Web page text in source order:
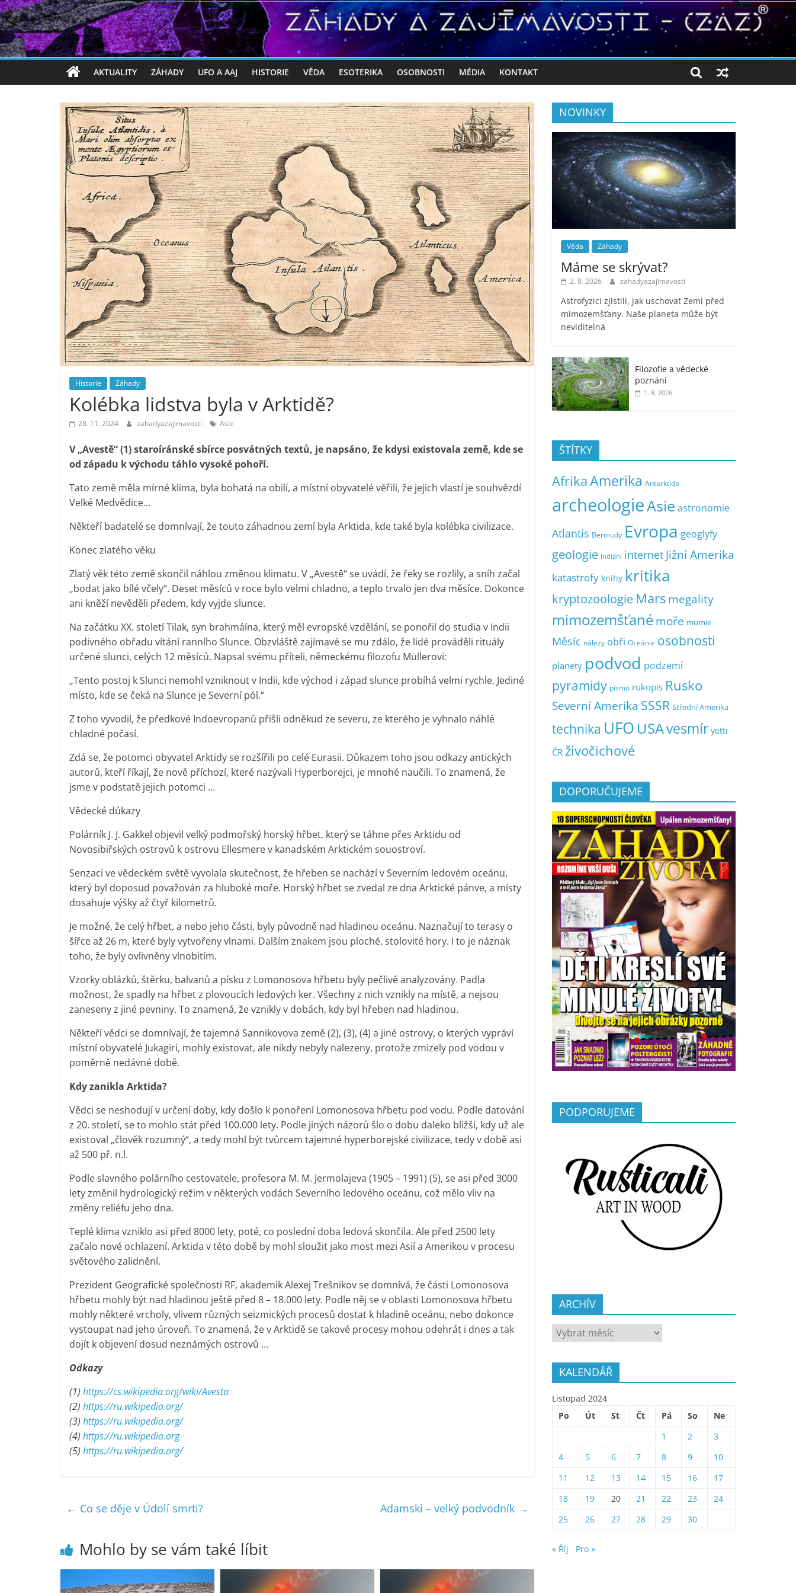
AKTUALITY ZÁHADY UFO A AAJ HISTORIE VĚDA ESOTERIKA OSOBNOSTI MÉDIA KONTAKT
Historie Záhady
Kolébka lidstva byla v Arktidě?
28. 11. 2024 zahadyazajimavosti Asie
V „Avestě“ (1) staroíránské sbírce posvátných textů, je napsáno, že kdysi existovala země, kde se
od západu k východu táhlo vysoké pohoří.
Tato země měla mírné klima, byla bohatá na obilí, a místní obyvatelé věřili, že jejich vlastí je souhvězdí
Velké Medvědice…
Někteří badatelé se domnívají, že touto záhadnou zemí byla Arktida, kde také byla kolébka civilizace.
Konec zlatého věku
Zlatý věk této země skončil náhlou změnou klimatu. V „Avestě“ se uvádí, že řeky se rozlily, a sníh začal
„bodat jako bílé včely“. Deset měsíců v roce bylo velmi chladno, a teplo trvalo jen dva měsíce. Dokonce
ani kněží nevěděli předem, kdy vyjde slunce.
Na začátku XX. století Tilak, syn brahmáína, který měl evropské vzdělání, se ponořil do studia v Indii
podivného obřadu vítání ranního Slunce. Obzvláště zajímavé se mu zdálo, že lidé prováděli rituály
určené slunci, celých 12 měsíců. Napsal svému příteli, německému filozofu Müllerovi:
„Tento postoj k Slunci nemohl vzniknout v Indii, kde východ i západ slunce probíhá velmi rychle. Jediné
místo, kde se čeká na Slunce je Severní pól.“
Z toho vyvodil, že předkové Indoevropanů přišli odněkud ze severu, ze kterého je vyhnalo náhlé
chladné počasí.
Zdá se, že potomci obyvatel Arktidy se rozšířili po celé Eurasii. Důkazem toho jsou odkazy antických
autorů, kteří říkají, že nově příchozí, které nazývali Hyperborejci, je mnohé naučili. To znamená, že
jsme v podstatě jejich potomci …
Vědecké důkazy
Polárník J. J. Gakkel objevil velký podmořský horský hřbet, který se táhne přes Arktidu od
Novosibiřských ostrovů k ostrovu Ellesmere v kanadském Arktickém souostroví.
Senzaci ve vědeckém světě vyvolala skutečnost, že hřeben se nachází v Severním ledovém oceánu,
který byl doposud považován za hluboké moře. Horský hřbet se zvedal ze dna Arktické pánve, a místy
dosahuje výšky až čtyř kilometrů.
Je možné, že celý hřbet, a nebo jeho části, byly původně nad hladinou oceánu. Naznačují to terasy o
šířce až 26 m, které byly vytvořeny vlnami. Dalším znakem jsou ploché, stolovité hory. I to je náznak
toho, že byly ovlivněny vlnobitím.
Vzorky oblázků, štěrku, balvanů a písku z Lomonosova hřbetu byly pečlivě analyzovány. Padla
možnost, že spadly na hřbet z plovoucích ledových ker. Všechny z nich vznikly na místě, a nejsou
zaneseny z jiné pevniny. To znamená, že vznikly v dobách, kdy byl hřeben nad hladinou.
Někteří vědci se domnívají, že tajemná Sannikovova země (2), (3), (4) a jiné ostrovy, o kterých vypráví
místní obyvatelé Jukagiri, mohly existovat, ale nikdy nebyly nalezeny, protože zmizely pod vodou v
poměrně nedávné době.
Kdy zanikla Arktida?
Vědci se neshodují v určení doby, kdy došlo k ponoření Lomonosova hřbetu pod vodu. Podle datování
z 20. století, se to mohlo stát před 100.000 lety. Podle jiných názorů šlo o dobu daleko bližší, kdy už ale
existoval „člověk rozumný“, a tedy mohl být tvůrcem tajemné hyperborejské civilizace, tedy v době asi
až 500 př. n.l.
Podle slavného polárního cestovatele, profesora M. M. Jermolajeva (1905 – 1991) (5), se asi před 3000
lety změnil hydrologický režim v některých vodách Severního ledového oceánu, což mělo vliv na
změny reliéfu jeho dna.
Teplé klima vzniklo asi před 8000 lety, poté, co poslední doba ledová skončila. Ale před 2500 lety
začalo nové ochlazení. Arktida v této době by mohl sloužit jako most mezi Asií a Amerikou v procesu
světového zalidnění.
Prezident Geografické společnosti RF, akademik Alexej Trešnikov se domnívá, že části Lomonosova
hřbetu mohly být nad hladinou ještě před 8 – 18.000 lety. Podle něj se v oblasti Lomonosova hřbetu
mohly některé vrcholy, vlivem různých seizmických procesů dostat k hladině oceánu, nebo dokonce
vystoupat nad jeho úroveň. To znamená, že v Arktidě se takové procesy mohou odehrát i dnes a tak
dojít k objevení dosud neznámých ostrovů …
Odkazy
(1) https://cs.wikipedia.org/wiki/Avesta
(2) https://ru.wikipedia.org/
(3) https://ru.wikipedia.org/
(4) https://ru.wikipedia.org
(5) https://ru.wikipedia.org/
← Co se děje v Údolí smrti? Adamski – velký podvodník →
Mohlo by se vám také líbit
NOVINKY
Věda Záhady
Máme se skrývat?
2. 8. 2026 zahadyazajimavosti
Astrofyzici zjistili, jak uschovat Zemi před
mimozemšťany. Naše planeta může být
neviditelná
Filozofie a vědecké
poznání
1. 8. 2026
ŠTÍTKY
AfrikaAmerika Antarktida
archeologieAsie astronomie
Atlantis Bermudy Evropa geoglyfy
geologie Indiáni internet Jižní Amerika
katastrofy knihy kritika
kryptozoologie Marsmegality
mimozemšťanémoře mumie
Měsíc nálezy obři Oceánie osobnosti
planety podvod podzemí
pyramidy písmo rukopis Rusko
Severní Amerika SSSR Střední Amerika
technika UFO USAvesmír yetti
ČR živočichové
DOPORUČUJEME
PODPORUJEME
ARCHÍV
ARCHÍV
KALENDÁŘ
Listopad 2024
Po
Út St Čt Pá So
Ne
1
2
3
4
5 6 7 8 9
10
11
12 13 14 15 16
17
18
19 20 21 22 23
24
25
26 27 28 29 30
« Říj Pro »